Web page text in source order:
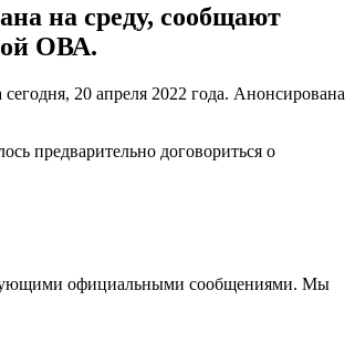
на среду, сообщают
ОВА.
20 апреля 2022 года. Анонсирована
предварительно договориться о
официальными сообщениями. Мы